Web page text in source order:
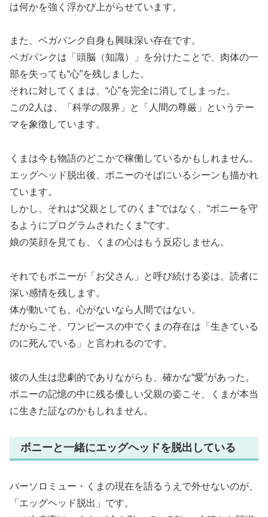
は何かを強く浮かび上がらせています。
また、ベガパンク自身も興味深い存在です。
ベガパンクは「頭脳（知識）」を分けたことで、肉体の一
部を失っても“心”を残しました。
それに対してくまは、“心”を完全に消してしまった。
この2人は、「科学の限界」と「人間の尊厳」というテー
マを象徴しています。
くまは今も物語のどこかで稼働しているかもしれません。
エッグヘッド脱出後、ボニーのそばにいるシーンも描かれ
ています。
しかし、それは“父親としてのくま”ではなく、“ボニーを守
るようにプログラムされたくま”です。
娘の笑顔を見ても、くまの心はもう反応しません。
それでもボニーが「お父さん」と呼び続ける姿は、読者に
深い感情を残します。
体が動いても、心がないなら人間ではない。
だからこそ、ワンピースの中でくまの存在は「生きている
のに死んでいる」と言われるのです。
彼の人生は悲劇的でありながらも、確かな“愛”があった。
ボニーの記憶の中に残る優しい父親の姿こそ、くまが本当
に生きた証なのかもしれません。
ボニーと一緒にエッグヘッドを脱出している
バーソロミュー・くまの現在を語るうえで外せないのが、
「エッグヘッド脱出」です。